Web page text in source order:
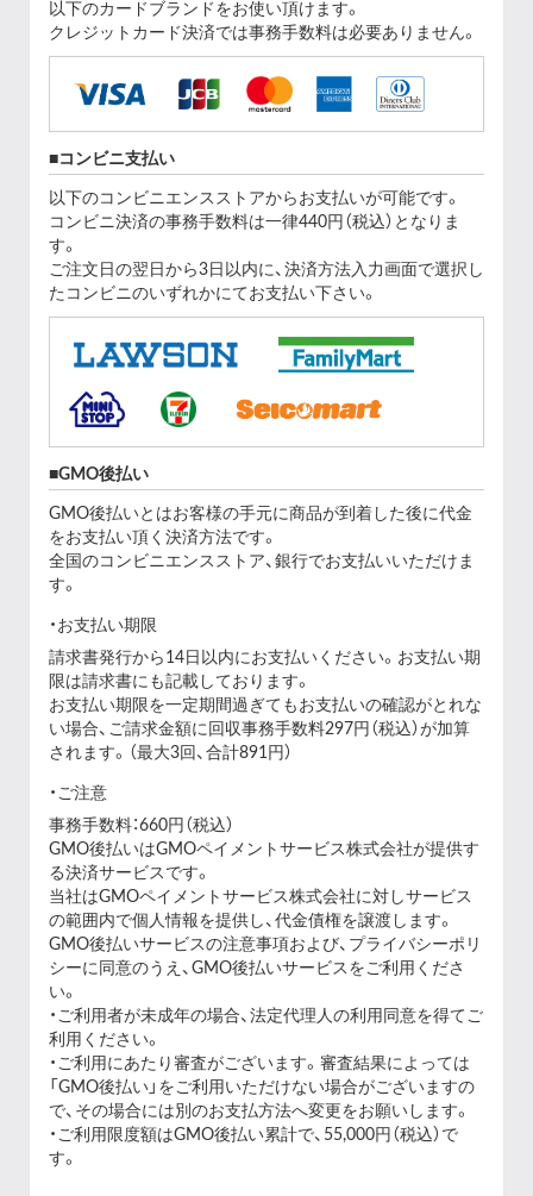
以下のカードブランドをお使い頂けます。
クレジットカード決済では事務手数料は必要ありません。
コンビニ支払い
以下のコンビニエンスストアからお支払いが可能です。
コンビニ決済の事務手数料は一律440円（税込）となりま
す。
ご注文日の翌日から3日以内に、決済方法入力画面で選択し
たコンビニのいずれかにてお支払い下さい。
GMO後払い
GMO後払いとはお客様の手元に商品が到着した後に代金
をお支払い頂く決済方法です。
全国のコンビニエンスストア、銀行でお支払いいただけま
す。
お支払い期限
請求書発行から14日以内にお支払いください。お支払い期
限は請求書にも記載しております。
お支払い期限を一定期間過ぎてもお支払いの確認がとれな
い場合、ご請求金額に回収事務手数料297円（税込）が加算
されます。（最大3回、合計891円）
ご注意
事務手数料：660円（税込）
GMO後払いはGMOペイメントサービス株式会社が提供す
る決済サービスです。
当社はGMOペイメントサービス株式会社に対しサービス
の範囲内で個人情報を提供し、代金債権を譲渡します。
GMO後払いサービスの注意事項および、 プライバシーポリ
シーに同意のうえ、GMO後払いサービスをご利用くださ
い。
・ご利用者が未成年の場合、法定代理人の利用同意を得てご
利用ください。
・ご利用にあたり審査がございます。審査結果によっては
「GMO後払い」をご利用いただけない場合がございますの
で、その場合には別のお支払方法へ変更をお願いします。
・ご利用限度額はGMO後払い累計で、55,000円（税込）で
す。